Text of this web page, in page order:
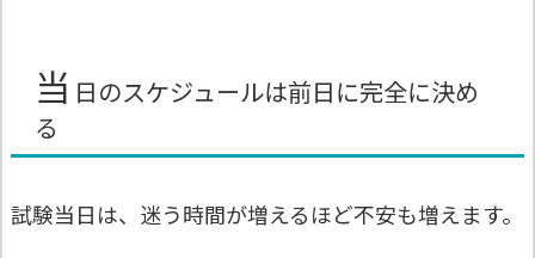
当 日のスケジュールは前日に完全に決め
る
試験当日は、迷う時間が増えるほど不安も増えます。